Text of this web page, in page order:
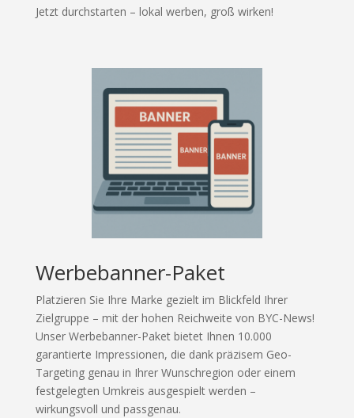
Jetzt durchstarten – lokal werben, groß wirken!
Werbebanner-Paket
Platzieren Sie Ihre Marke gezielt im Blickfeld Ihrer
Zielgruppe – mit der hohen Reichweite von BYC-News!
Unser Werbebanner-Paket bietet Ihnen 10.000
garantierte Impressionen, die dank präzisem Geo-
Targeting genau in Ihrer Wunschregion oder einem
festgelegten Umkreis ausgespielt werden –
wirkungsvoll und passgenau.